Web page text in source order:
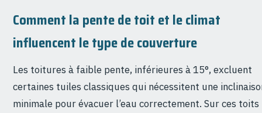
Comment la pente de toit et le climat
influencent le type de couverture
Les toitures à faible pente, inférieures à 15°, excluent
certaines tuiles classiques qui nécessitent une
minimale pour évacuer l’eau correctement. Sur ces toits